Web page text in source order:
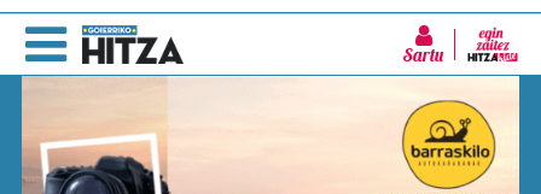
Sartu